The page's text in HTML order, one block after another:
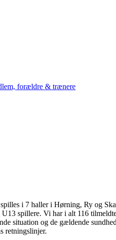
forældre & trænere
i 7 haller i Hørning, Ry og
spillere. Vi har i alt 116
situation og de gældende
retningslinjer.